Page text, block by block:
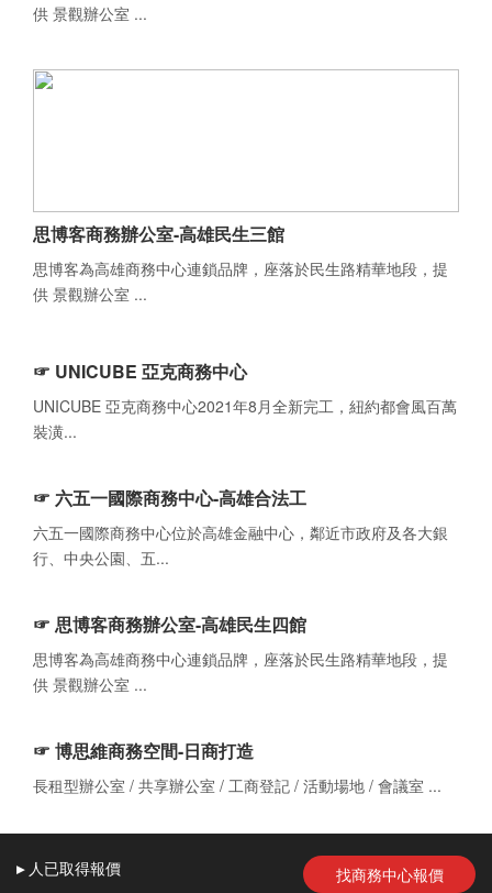
供 景觀辦公室 ...
思博客商務辦公室-高雄民生三館
思博客為高雄商務中心連鎖品牌，座落於民生路精華地段，提
供 景觀辦公室 ...
☞ UNICUBE 亞克商務中心
UNICUBE 亞克商務中心2021年8月全新完工，紐約都會風百萬
裝潢...
☞ 六五一國際商務中心-高雄合法工
六五一國際商務中心位於高雄金融中心，鄰近市政府及各大銀
行、中央公園、五...
☞ 思博客商務辦公室-高雄民生四館
思博客為高雄商務中心連鎖品牌，座落於民生路精華地段，提
供 景觀辦公室 ...
☞ 博思維商務空間-日商打造
長租型辦公室 / 共享辦公室 / 工商登記 / 活動場地 / 會議室 ...
▸ 人已取得報價 找商務中心報價